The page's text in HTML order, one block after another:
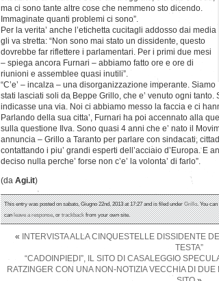
ma ci sono tante altre cose che nemmeno sto dicendo.
Immaginate quanti problemi ci sono”.
Per la verita’ anche l’etichetta cucitagli addosso dai media
gli va stretta: “Non sono mai stato un dissidente, questo
dovrebbe far riflettere i parlamentari. Per i primi due mesi
– spiega ancora Furnari – abbiamo fatto ore e ore di
riunioni e assemblee quasi inutili”.
“C’e’ – incalza – una disorganizzazione imperante. Siamo
stati lasciati soli da Beppe Grillo, che e’ venuto ogni
indicasse una via. Noi ci abbiamo messo la faccia e ci
Parlando della sua citta’, Furnari ha poi accennato alla
sulla questione Ilva. Sono quasi 4 anni che e’ nato il
annuncia – Grillo a Taranto per parlare con sindacati,
contattando i piu’ grandi esperti dell’acciaio d’Europa. E
deciso nulla perche’ forse non c’e’ la volonta’ di farlo”.
(da Agi.it)
This entry was posted on sabato, Giugno 22nd, 2013 at 17:27 and is filed underGrillo. You
canleave a response, ortrackbackfrom your own site.
«
INTERVISTA ALLA CINQUESTELLE DISSIDENTE
TESTA”
“CADOINPIEDI”, IL SITO DI CASALEGGIO
RATZINGER CON UNA NON-NOTIZIA VECCHIA DI